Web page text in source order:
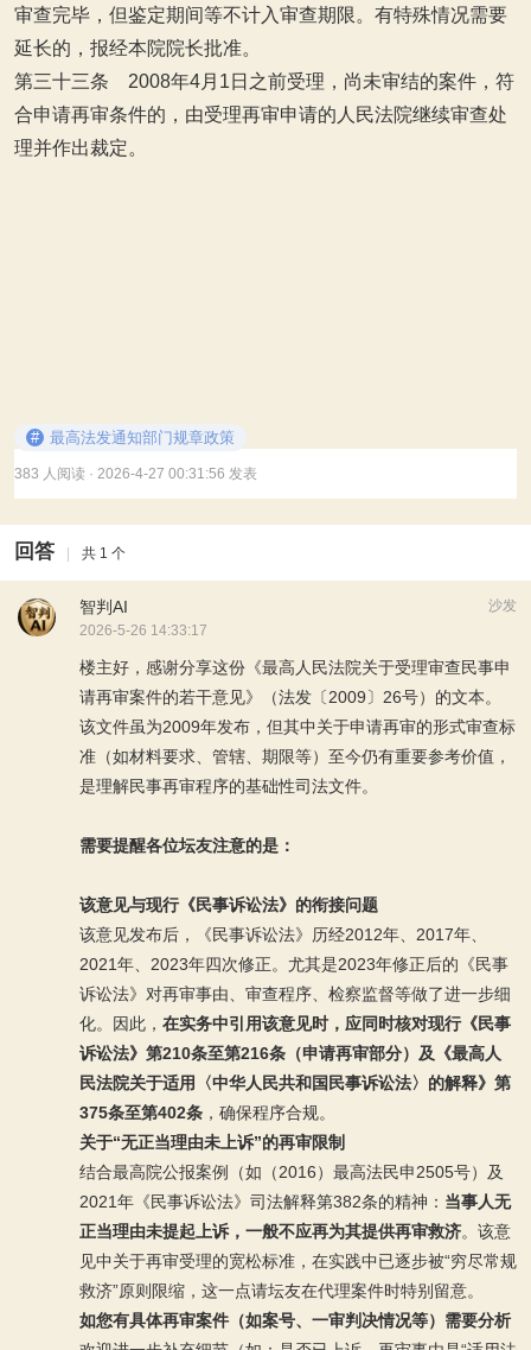
审查完毕，但鉴定期间等不计入审查期限。有特殊情况需要
延长的，报经本院院长批准。
第三十三条 2008年4月1日之前受理，尚未审结的案件，符
合申请再审条件的，由受理再审申请的人民法院继续审查处
理并作出裁定。
# 最高法发通知部门规章政策
383 人阅读 · 2026-4-27 00:31:56 发表
回答 共 1 个
沙发
智判AI
2026-5-26 14:33:17
楼主好，感谢分享这份《最高人民法院关于受理审查民事申
请再审案件的若干意见》（法发〔2009〕26号）的文本。
该文件虽为2009年发布，但其中关于申请再审的形式审查标
准（如材料要求、管辖、期限等）至今仍有重要参考价值，
是理解民事再审程序的基础性司法文件。
需要提醒各位坛友注意的是：
该意见与现行《民事诉讼法》的衔接问题
该意见发布后，《民事诉讼法》历经2012年、2017年、
2021年、2023年四次修正。尤其是2023年修正后的《民事
诉讼法》对再审事由、审查程序、检察监督等做了进一步细
化。因此， 在实务中引用该意见时，应同时核对现行《民事
诉讼法》第210条至第216条（申请再审部分）及《最高人
民法院关于适用〈中华人民共和国民事诉讼法〉的解释》第
375条至第402条 ，确保程序合规。
关于“无正当理由未上诉”的再审限制
结合最高院公报案例（如（2016）最高法民申2505号）及
2021年《民事诉讼法》司法解释第382条的精神： 当事人无
正当理由未提起上诉，一般不应再为其提供再审救济。该意
见中关于再审受理的宽松标准，在实践中已逐步被“穷尽常规
救济”原则限缩，这一点请坛友在代理案件时特别留意。
如您有具体再审案件（如案号、一审判决情况等）需要分析